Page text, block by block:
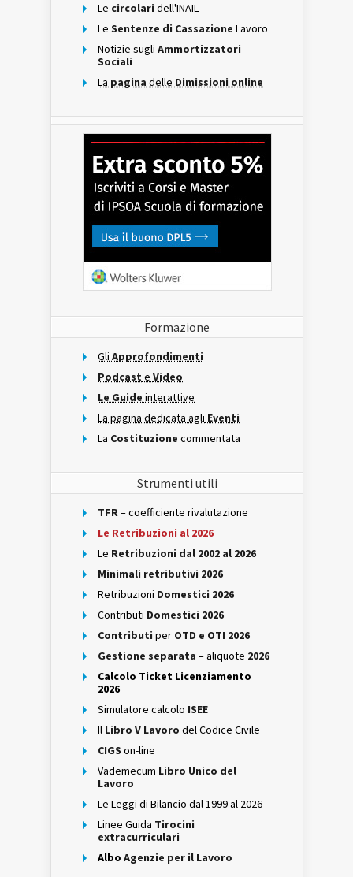
Le circolari dell'INAIL
Le Sentenze di Cassazione Lavoro
Notizie sugli Ammortizzatori
Sociali
La pagina delle Dimissioni online
Formazione
Gli Approfondimenti
Podcast e Video
Le Guide interattive
La pagina dedicata agli Eventi
La Costituzione commentata
Strumenti utili
TFR– coefficiente rivalutazione
Le Retribuzioni al 2026
Le Retribuzioni dal 2002 al 2026
Minimali retributivi 2026
Retribuzioni Domestici 2026
Contributi Domestici 2026
Contributi per OTD e OTI 2026
Gestione separata – aliquote 2026
Calcolo Ticket Licenziamento
2026
Simulatore calcolo ISEE
Il Libro V Lavoro del Codice Civile
CIGS on-line
Vademecum Libro Unico del
Lavoro
Le Leggi di Bilancio dal 1999 al 2026
Linee Guida Tirocini
extracurriculari
Albo Agenzie per il Lavoro